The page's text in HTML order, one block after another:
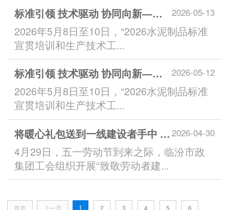
2026-05-13
标准引领 技术驱动 协同向新——2026水泥制品标准宣贯培训和生产技术工程应用交流会在贵阳成功召开
2026年5月8日至10日，“2026水泥制品标准
宣贯培训和生产技术工...
2026-05-12
标准引领 技术驱动 协同向新——2026水泥制品标准宣贯培训和生产技术工程应用交流会在贵阳成功召开
2026年5月8日至10日，“2026水泥制品标准
宣贯培训和生产技术工...
2026-04-30
将暖心礼包送到一线建设者手中 I 集团开展“致敬劳动者 建功新时代”主题慰问
4月29日，五一劳动节到来之际，临汾市政
集团工会组织开展“致敬劳动者建...
首页 上一页 1 2 3 4 5 6